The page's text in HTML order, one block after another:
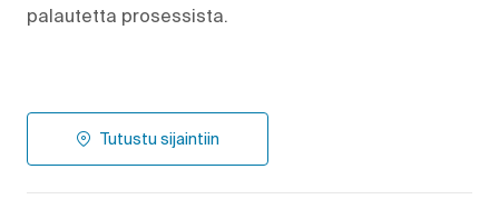
palautetta prosessista.
Tutustu sijaintiin